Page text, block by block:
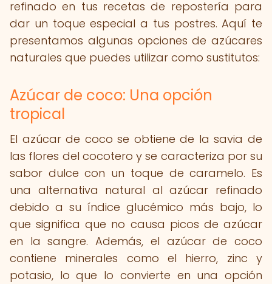
refinado en tus recetas de repostería para
dar un toque especial a tus postres. Aquí te
presentamos algunas opciones de azúcares
naturales que puedes utilizar como sustitutos:
Azúcar de coco: Una opción
tropical
El azúcar de coco se obtiene de la savia de
las flores del cocotero y se caracteriza por su
sabor dulce con un toque de caramelo. Es
una alternativa natural al azúcar refinado
debido a su índice glucémico más bajo, lo
que significa que no causa picos de azúcar
en la sangre. Además, el azúcar de coco
contiene minerales como el hierro, zinc y
potasio, lo que lo convierte en una opción